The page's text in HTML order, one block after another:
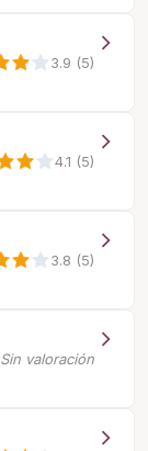
3.9 (5)
4.1 (5)
3.8 (5)
Sin valoración